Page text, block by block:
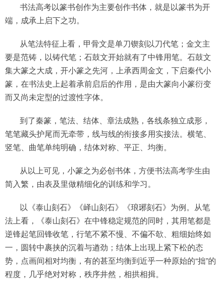
书法高考以篆书创作为主要创作书体，就是以篆书为开
端，成承上启下之功。
从笔法特征上看，甲骨文是单刀锲刻以刀代笔；金文主
要是范铸，以铸代笔；石鼓文开始就有了中锋用笔。石鼓文
集大篆之大成，开小篆之先河，上承西周金文，下启秦代小
篆，在书法史上起着承前启后的作用，是由大篆向小篆衍变
而又尚未定型的过渡性字体。
到了秦篆，笔法、结体、章法成熟，各线条独立成形，
笔笔藏头护尾而无牵带，线与线的衔接多用实接法。横笔、
竖笔、曲笔单纯明确，结体对称、平正、均衡。
从以上可见，小篆之为必创书体，方便书法高考学生由
简入繁，由表及里做精细化的训练和学习。
以《泰山刻石》《峄山刻石》《琅琊刻石》为例。从笔
法上看，《泰山刻石》在中锋稳定规范的同时，其用笔都是
逆锋起笔回锋收笔，行笔不紧不慢、不偏不欹、粗细始终如
一，圆转中裹挟的沉着与遒劲；结体上出现上紧下松的态
势，点画间相对均衡，有的甚至均衡到近乎一种原始的“拙”的
程度，几乎绝对对称，秩序井然，相拱相揖。